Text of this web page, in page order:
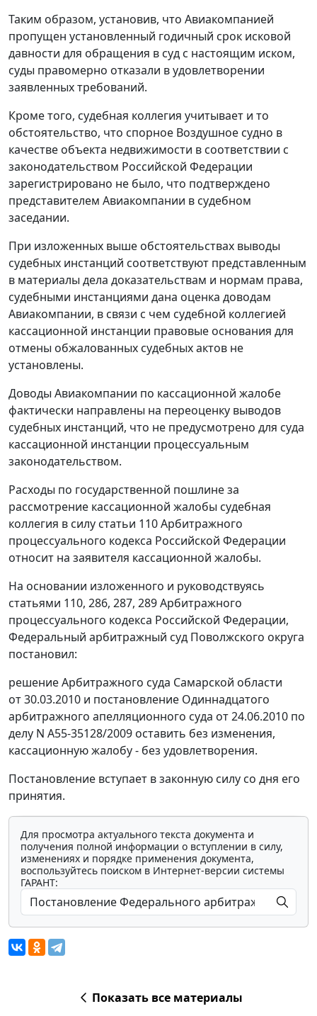
Таким образом, установив, что Авиакомпанией
пропущен установленный годичный срок исковой
давности для обращения в суд с настоящим иском,
суды правомерно отказали в удовлетворении
заявленных требований.
Кроме того, судебная коллегия учитывает и то
обстоятельство, что спорное Воздушное судно в
качестве объекта недвижимости в соответствии с
законодательством Российской Федерации
зарегистрировано не было, что подтверждено
представителем Авиакомпании в судебном
заседании.
При изложенных выше обстоятельствах выводы
судебных инстанций соответствуют представленным
в материалы дела доказательствам и нормам права,
судебными инстанциями дана оценка доводам
Авиакомпании, в связи с чем судебной коллегией
кассационной инстанции правовые основания для
отмены обжалованных судебных актов не
установлены.
Доводы Авиакомпании по кассационной жалобе
фактически направлены на переоценку выводов
судебных инстанций, что не предусмотрено для суда
кассационной инстанции процессуальным
законодательством.
Расходы по государственной пошлине за
рассмотрение кассационной жалобы судебная
коллегия в силу статьи 110Арбитражного
процессуального кодекса Российской Федерации
относит на заявителя кассационной жалобы.
На основании изложенного и руководствуясь
статьями 110, 286, 287, 289Арбитражного
процессуального кодекса Российской Федерации,
Федеральный арбитражный суд Поволжского округа
постановил:
решение Арбитражного суда Самарской области
от 30.03.2010 и постановление Одиннадцатого
арбитражного апелляционного суда от 24.06.2010 по
делу N А55-35128/2009 оставить без изменения,
кассационную жалобу - без удовлетворения.
Постановление вступает в законную силу со дня его
принятия.
Для просмотра актуального текста документа и
получения полной информации о вступлении в силу,
изменениях и порядке применения документа,
воспользуйтесь поиском в Интернет-версии системы
ГАРАНТ:
Показать все материалы